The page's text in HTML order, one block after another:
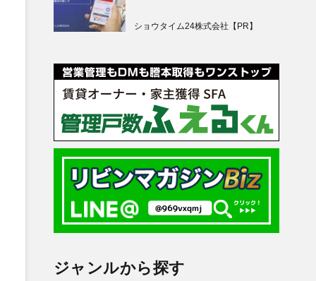
ショウタイム24株式会社【PR】
ジャンルから探す